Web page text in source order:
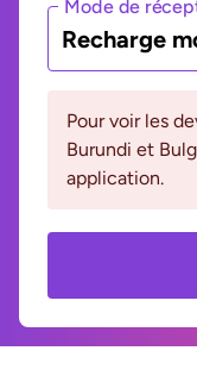
Mode de
Recharge
Pour voir les
Burundi et
application.